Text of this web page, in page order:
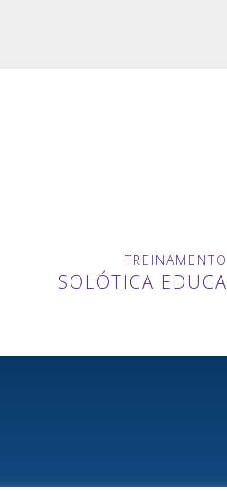
TREINAMENTO
SOLÓTICA EDUCA